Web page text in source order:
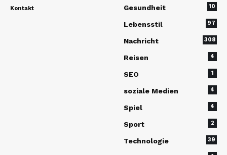
Kontakt Gesundheit 10
Lebensstil 97
Nachricht 308
Reisen 4
SEO 1
soziale Medien 4
Spiel 4
Sport 2
Technologie 39